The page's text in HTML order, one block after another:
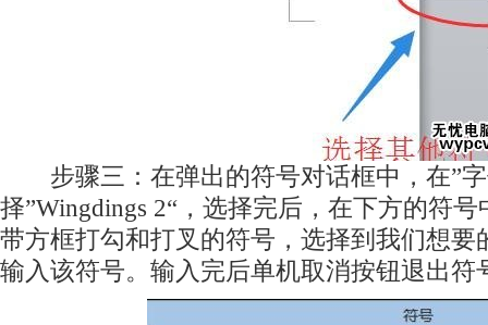
步骤三：在弹出的符号对话框中，在”字
择”Wingdings 2“，选择完后，在下方的符
带方框打勾和打叉的符号，选择到我们想要
输入该符号。输入完后单机取消按钮退出符